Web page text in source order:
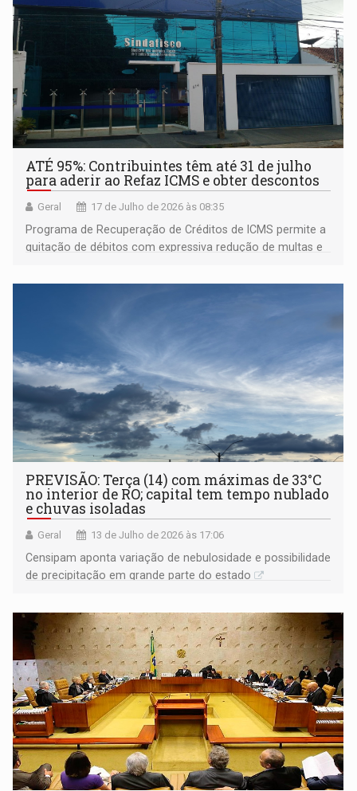
ATÉ 95%: Contribuintes têm até 31 de julho
para aderir ao Refaz ICMS e obter descontos
Geral 17 de Julho de 2026 às 08:35
Programa de Recuperação de Créditos de ICMS permite a
quitação de débitos com expressiva redução de multas e
PREVISÃO: Terça (14) com máximas de 33°C
no interior de RO; capital tem tempo nublado
e chuvas isoladas
Geral 13 de Julho de 2026 às 17:06
Censipam aponta variação de nebulosidade e possibilidade
de precipitação em grande parte do estado